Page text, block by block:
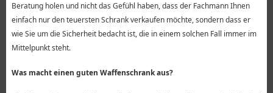
Beratung holen und nicht das Gefühl haben, dass der Fachmann Ihnen
einfach nur den teuersten Schrank verkaufen möchte, sondern dass er
wie Sie um die Sicherheit bedacht ist, die in einem solchen Fall immer im
Mittelpunkt steht.
Was macht einen guten Waffenschrank aus?